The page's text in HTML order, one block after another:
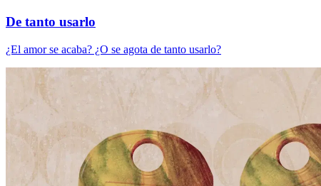
De tanto usarlo
¿El amor se acaba? ¿O se agota de tanto usarlo?